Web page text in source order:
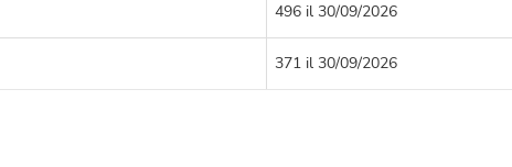
496 il 30/09/2026
371 il 30/09/2026